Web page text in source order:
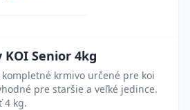
Senior 4kg
krmivo určené pre koi
pre staršie a veľké jedince.
4 kg.